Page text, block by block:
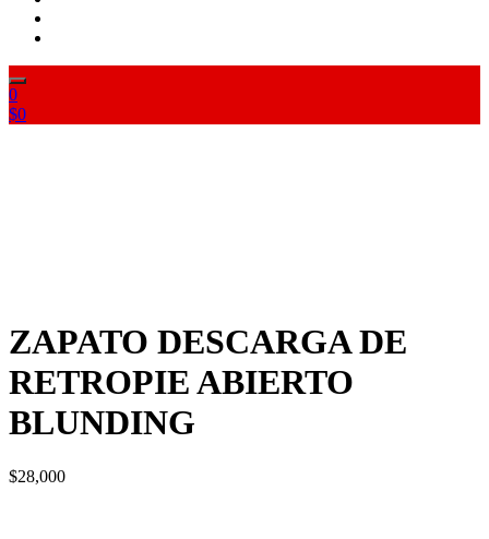
0
$0
ZAPATO DESCARGA DE
RETROPIE ABIERTO
BLUNDING
$28,000